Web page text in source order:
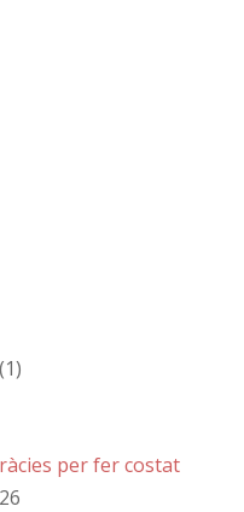
(1)
per fer costat